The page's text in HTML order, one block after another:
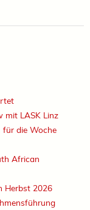
mit LASK Linz
für die Woche
African
Herbst 2026